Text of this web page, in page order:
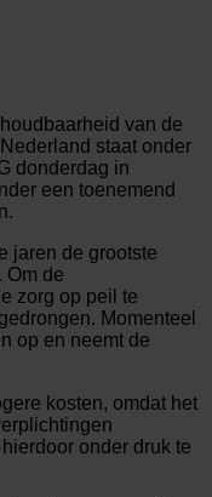
van de
staat onder
donderdag in
een toenemend
jaren de grootste
Om de
zorg op peil te
Momenteel
op en neemt de
kosten, omdat het
onder druk te